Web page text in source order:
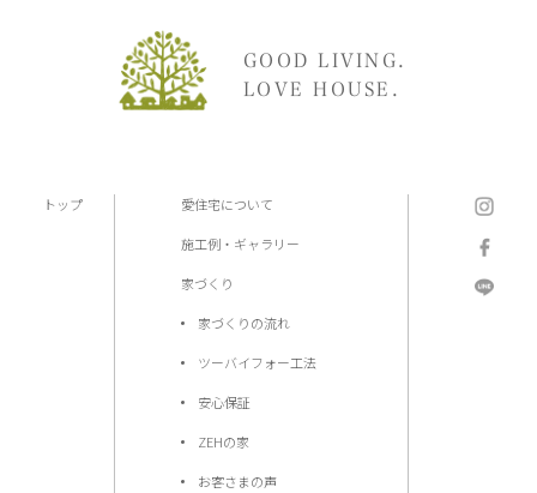
GOOD LIVING.
LOVE HOUSE.
トップ 愛住宅について
施工例・ギャラリー
家づくり
家づくりの流れ
ツーバイフォー工法
安心保証
ZEHの家
お客さまの声